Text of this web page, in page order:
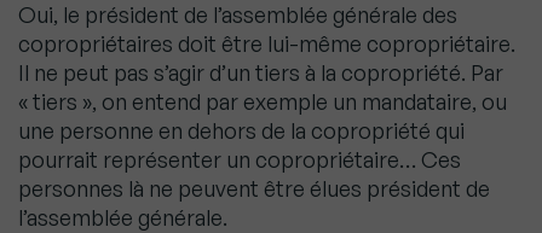
Oui, le président de l’assemblée générale des
copropriétaires doit être lui-même copropriétaire.
Il ne peut pas s’agir d’un tiers à la copropriété. Par
« tiers », on entend par exemple un mandataire, ou
une personne en dehors de la copropriété qui
pourrait représenter un copropriétaire… Ces
personnes là ne peuvent être élues président de
l’assemblée générale.